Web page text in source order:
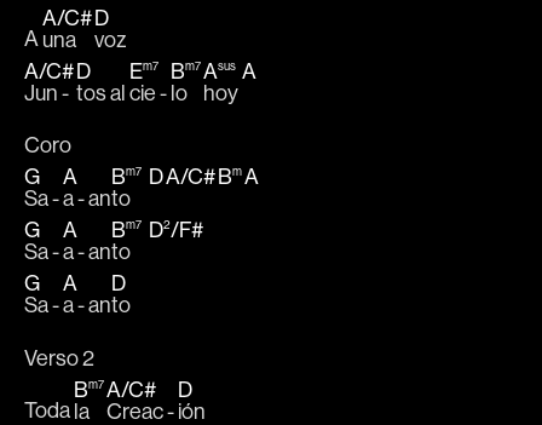
A
A/C#
una
D
voz
A/C#
Jun -
D
tos al
Em7
cie -
Bm7
lo
Asus
hoy
A
Coro
G
Sa -
A
a - an
Bm7
to
DA/C# BmA
G
Sa -
A
a - an
Bm7
to
D2/F#
G
Sa -
A
a - an
D
to
Verso 2
Toda
Bm7
la
A/C#
Creac -
D
ión